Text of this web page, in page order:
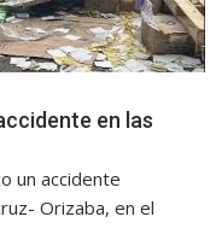
en las
un accidente
Orizaba, en el